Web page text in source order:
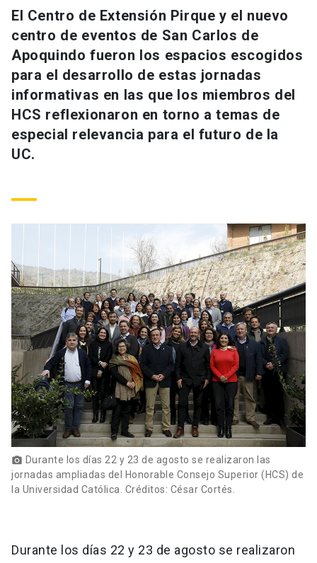
Universidad
Información para keyboard_arrow_down
Futuros estudiantes
Estudiantes
Personal
Padres y familia
Vecinos launch
Go to english site launch
ACCESOS DIRECTOS
Admisión
Correo UC launch
Medios Biblioteca launch
Donaciones launch
El Centro de Extensión Pirque y el nuevo
centro de eventos de San Carlos de
Apoquindo fueron los espacios escogidos
para el desarrollo de estas jornadas
informativas en las que los miembros del
HCS reflexionaron en torno a temas de
especial relevancia para el futuro de la
UC.
photo_camera Durante los días 22 y 23 de agosto se realizaron las
jornadas ampliadas del Honorable Consejo Superior (HCS) de
la Universidad Católica. Créditos: César Cortés.
Durante los días 22 y 23 de agosto se realizaron